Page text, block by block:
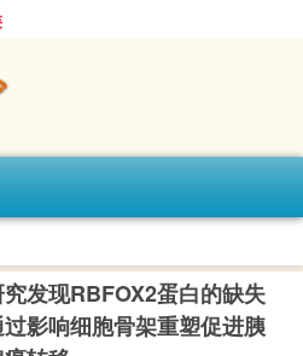
发现RBFOX2蛋白的缺失
影响细胞骨架重塑促进胰